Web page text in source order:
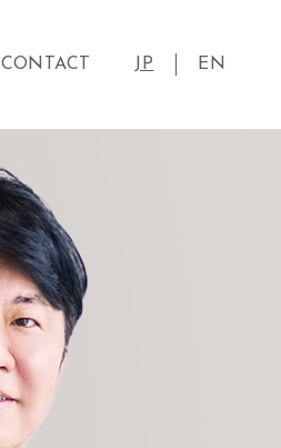
CONTACT JP EN